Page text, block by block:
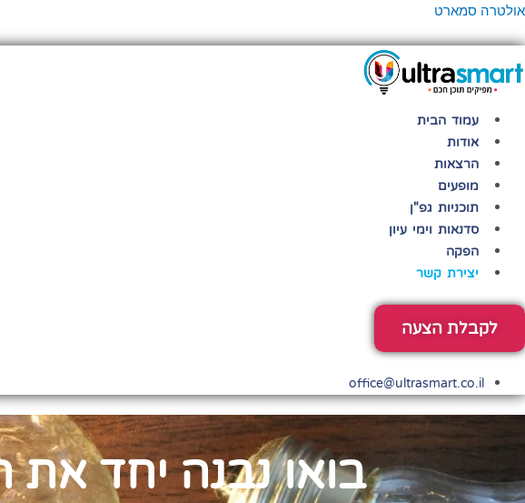
דילוג
אולטרה סמארט
תפריט
עמוד הבית
אודות
הרצאות
מופעים
תוכניות גפ"ן
סדנאות וימי עיון
הפקה
יצירת קשר
לקבלת הצעה
office@ultrasmart.co.il
בואו נבנה יחד את